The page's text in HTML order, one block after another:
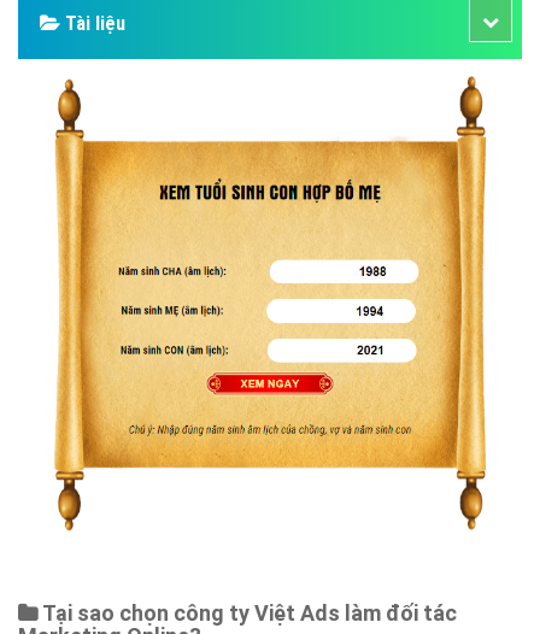
Tài liệu
Tại sao chọn công ty Việt Ads làm đối tác